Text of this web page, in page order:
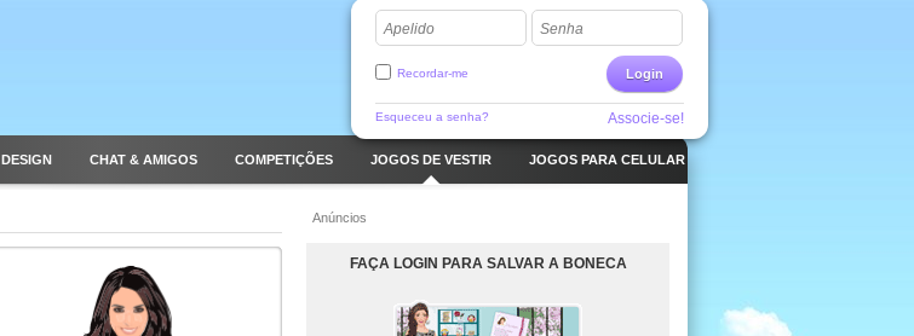
Apelido Senha
Login
Recordar-me
Esqueceu a senha? Associe-se!
DESIGN CHAT & AMIGOS COMPETIÇÕES JOGOS DE VESTIR JOGOS PARA CELULAR
Anúncios
FAÇA LOGIN PARA SALVAR A BONECA